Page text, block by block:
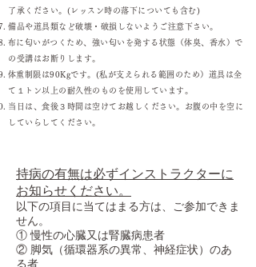
了承ください。(レッスン時の落下についても含む)
備品や道具類など破壊・破損しないようご注意下さい。
​布に匂いがつくため、強い匂いを発する状態（体臭、香水）で
の受講はお断りします。
​体重制限は90Kgです。(私が支えられる範囲のため）道具は全
て１トン以上の耐久性のものを使用しています。
当日は、食後３時間は空けてお越しください。お腹の中を空に
していらしてください。
持病の有無は必ずインストラクターに
お知らせください。
以下の項目に当てはまる方は、ご参加できま
せん。
① 慢性の心臓又は腎臓病患者
② 脚気（循環器系の異常、神経症状）のあ
る者